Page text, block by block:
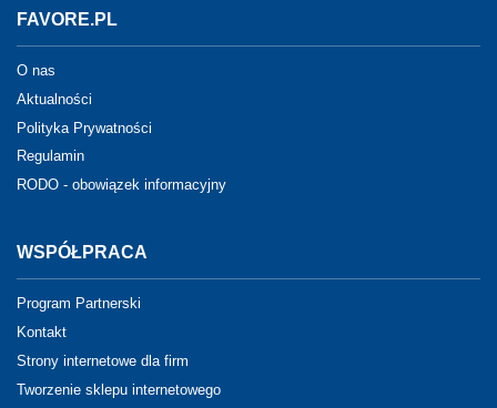
FAVORE.PL
O nas
Aktualności
Polityka Prywatności
Regulamin
RODO - obowiązek informacyjny
WSPÓŁPRACA
Program Partnerski
Kontakt
Strony internetowe dla firm
Tworzenie sklepu internetowego